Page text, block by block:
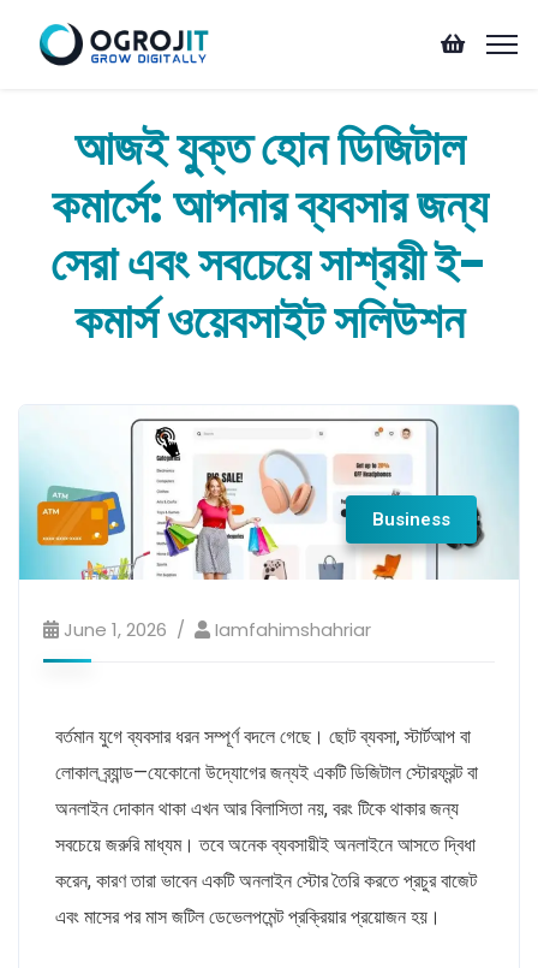
আজই যুক্ত হোন ডিজিটাল
কমার্সে: আপনার ব্যবসার জন্য
সেরা এবং সবচেয়ে সাশ্রয়ী ই-
কমার্স ওয়েবসাইট সলিউশন
Business
June 1, 2026 Iamfahimshahriar
বর্তমান যুগে ব্যবসার ধরন সম্পূর্ণ বদলে গেছে। ছোট ব্যবসা, স্টার্টআপ বা
লোকাল ব্র্যান্ড—যেকোনো উদ্যোগের জন্যই একটি ডিজিটাল স্টোরফ্রন্ট বা
অনলাইন দোকান থাকা এখন আর বিলাসিতা নয়, বরং টিকে থাকার জন্য
সবচেয়ে জরুরি মাধ্যম। তবে অনেক ব্যবসায়ীই অনলাইনে আসতে দ্বিধা
করেন, কারণ তারা ভাবেন একটি অনলাইন স্টোর তৈরি করতে প্রচুর বাজেট
এবং মাসের পর মাস জটিল ডেভেলপমেন্ট প্রক্রিয়ার প্রয়োজন হয়।